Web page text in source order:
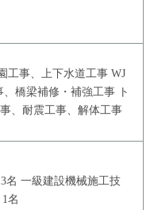
工事、上下水道工事 WJ
、橋梁補修・補強工事 ト
、耐震工事、解体工事
一級建設機械施工技